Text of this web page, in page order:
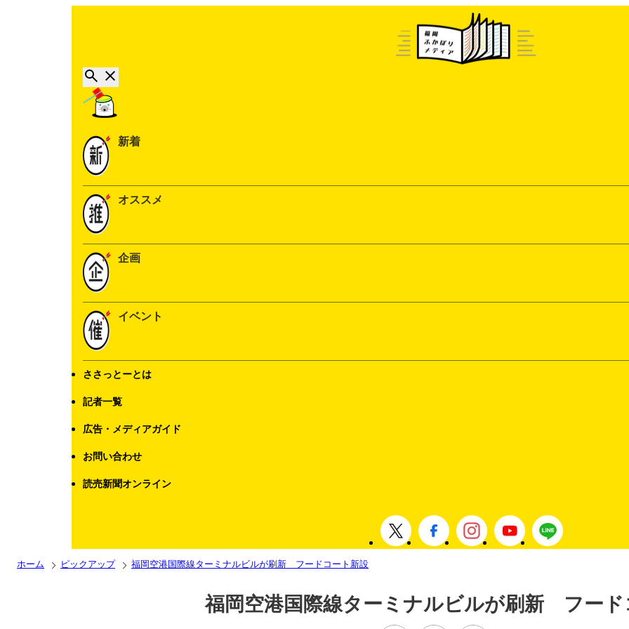
新着
オススメ
企画
イベント
ささっとーとは
記者一覧
広告・メディアガイド
お問い合わせ
読売新聞オンライン
ホーム ピックアップ 福岡空港国際線ターミナルビルが刷新 フードコート新設
福岡空港国際線ターミナルビルが刷新 フード